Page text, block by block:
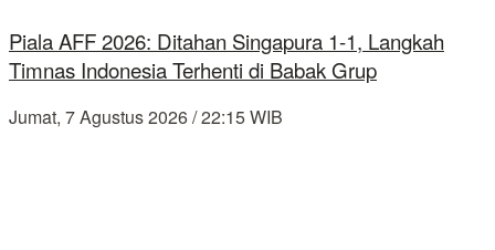
Piala AFF 2026: Ditahan Singapura 1-1, Langkah
Timnas Indonesia Terhenti di Babak Grup
Jumat, 7 Agustus 2026 / 22:15 WIB